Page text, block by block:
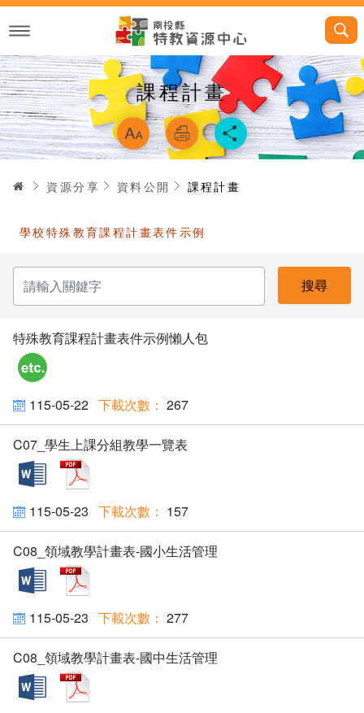
跳
主
內
容
課程計畫 略過字型切換
首頁資源分享 資料公開 課程計畫
學校特殊教育課程計畫表件示例
請
輸
入
關
字
特殊教育課程計畫表件示例懶人包
115-05-22 267
C07_學生上課分組教學一覽表
docx
115-05-23 157
C08_領域教學計畫表-國小生活管理
docx
115-05-23 277
C08_領域教學計畫表-國中生活管理
docx